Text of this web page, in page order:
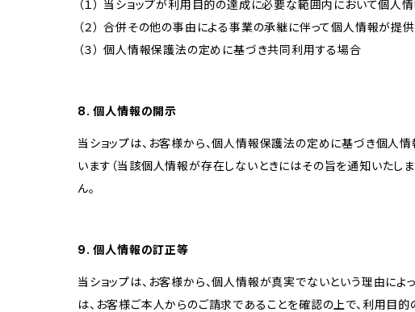
（１） 当ショップが利用目的の達成に必要な範囲内において個
（２） 合併その他の事由による事業の承継に伴って個人情報が提
（３） 個人情報保護法の定めに基づき共同利用する場合
8. 個人情報の開示
当ショップは、お客様から、個人情報保護法の定めに基づき個人
います（当該個人情報が存在しないときにはその旨を通知いたし
ん。
9. 個人情報の訂正等
当ショップは、お客様から、個人情報が真実でないという理由によ
は、お客様ご本人からのご請求であることを確認の上で、利用目